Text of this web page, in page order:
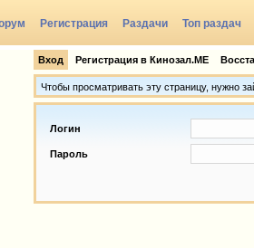
Регистрация Раздачи Топ раздач
Вход Регистрация в Кинозал.МЕ
Чтобы просматривать эту страницу, нужно
Логин
Пароль